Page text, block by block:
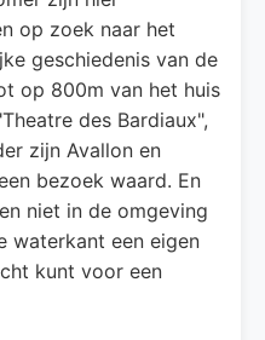
op zoek naar het
geschiedenis van de
op 800m van het huis
des Bardiaux",
zijn Avallon en
bezoek waard. En
niet in de omgeving
waterkant een eigen
kunt voor een